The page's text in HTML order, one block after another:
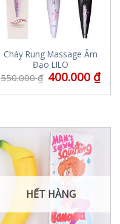
Chày Rung Massage Âm
Đạo LILO
550.000₫ 400.000 ₫
HẾT HÀNG